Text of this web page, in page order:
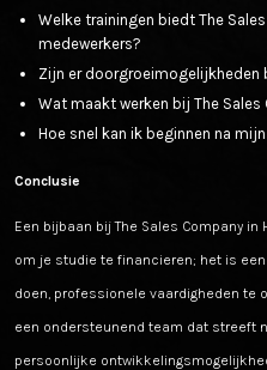
Welke trainingen biedt The
medewerkers?
Zijn er doorgroeimogelijkheden
Wat maakt werken bij The Sales
Hoe snel kan ik beginnen na
Conclusie
Een bijbaan bij The Sales Company
om je studie te financieren; het is
doen, professionele vaardigheden te
een ondersteunend team dat streeft
persoonlijke